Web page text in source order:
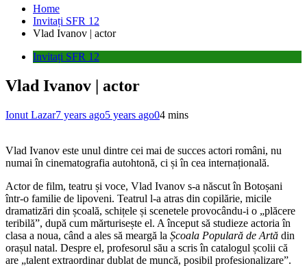
Home
Invitați SFR 12
Vlad Ivanov | actor
Invitați SFR 12
Vlad Ivanov | actor
Ionut Lazar7 years ago5 years ago04 mins
Vlad Ivanov este unul dintre cei mai de succes actori români, nu
numai în cinematografia autohtonă, ci și în cea internațională.
Actor de film, teatru și voce, Vlad Ivanov s-a născut în Botoșani
într-o familie de lipoveni. Teatrul l-a atras din copilărie, micile
dramatizări din școală, schițele și scenetele provocându-i o „plăcere
teribilă”, după cum mărturisește el. A început să studieze actoria în
clasa a noua, când a ales să meargă la Școala Populară de Artă din
orașul natal. Despre el, profesorul său a scris în catalogul școlii că
are „talent extraordinar dublat de muncă, posibil profesionalizare”.